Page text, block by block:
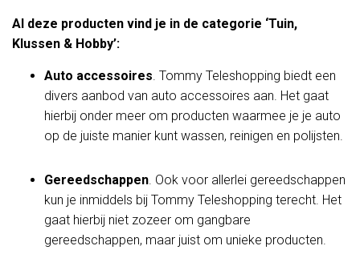
Al deze producten vind je in de categorie ‘Tuin,
Klussen & Hobby’:
Auto accessoires. Tommy Teleshopping biedt een
divers aanbod van auto accessoires aan. Het gaat
hierbij onder meer om producten waarmee je je auto
op de juiste manier kunt wassen, reinigen en polijsten.
Gereedschappen. Ook voor allerlei gereedschappen
kun je inmiddels bij Tommy Teleshopping terecht. Het
gaat hierbij niet zozeer om gangbare
gereedschappen, maar juist om unieke producten.